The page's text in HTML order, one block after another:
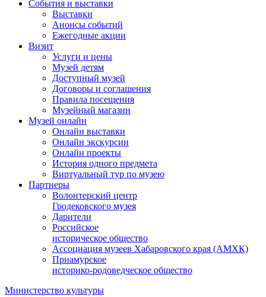
События и выставки
Выставки
Анонсы событий
Ежегодные акции
Визит
Услуги и цены
Музей детям
Доступный музей
Договоры и соглашения
Правила посещения
Музейный магазин
Музей онлайн
Онлайн выставки
Онлайн экскурсии
Онлайн проекты
История одного предмета
Виртуальный тур по музею
Партнеры
Волонтерский центр
Гродековского музея
Дарители
Российское
историческое общество
Ассоциация музеев Хабаровского края (АМХК)
Приамурское
историко-родоведческое общество
Министерство культуры